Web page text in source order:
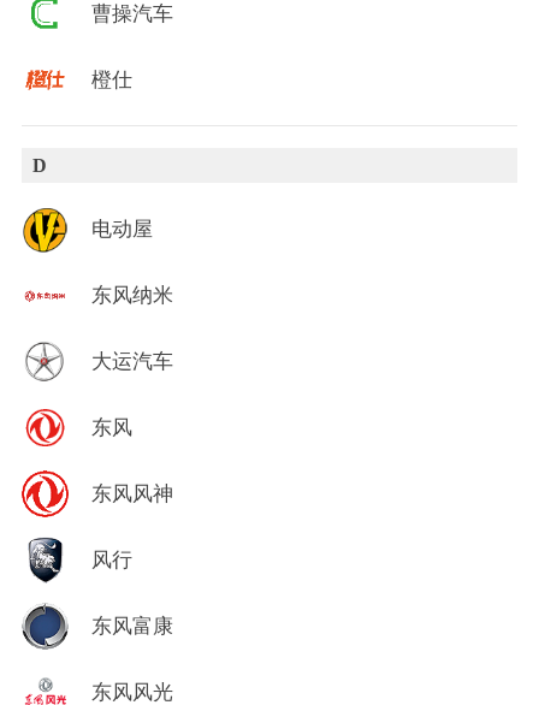
曹操汽车
橙仕
D
电动屋
东风纳米
大运汽车
东风
东风风神
风行
东风富康
东风风光